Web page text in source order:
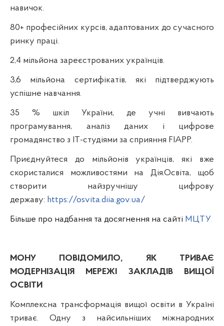
навичок.
80+ професійних курсів, адаптованих до сучасного
ринку праці.
2,4 мільйона зареєстрованих українців.
3,6 мільйона сертифікатів, які підтверджують
успішне навчання.
35 % шкіл України, де учні вивчають
програмування, аналіз даних і цифрове
громадянство з IT-студіями за сприяння FIAPP.
Приєднуйтеся до мільйонів українців, які вже
скористалися можливостями на Дія.Освіта, щоб
створити найзручнішу цифрову
державу: https://osvita.diia.gov.ua/
Більше про надбання та досягнення на сайті МЦТУ.
МОНУ ПОВІДОМИЛО, ЯК ТРИВАЄ
МОДЕРНІЗАЦІЯ МЕРЕЖІ ЗАКЛАДІВ ВИЩОЇ
ОСВІТИ
Комплексна трансформація вищої освіти в Україні
триває. Одну з найсильніших міжнародних